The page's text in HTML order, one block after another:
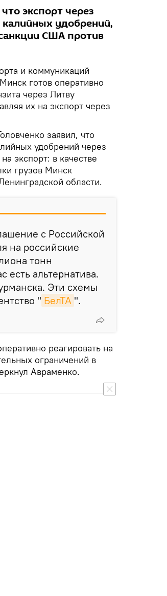
экспорт через
удобрений,
США против
и коммуникаций
готов оперативно
через Литву
их на экспорт через
заявил, что
удобрений через
экспорт: в качестве
грузов Минск
области.
с Российской
на российские
тонн
есть альтернатива.
Эти схемы
" БелТА ".
реагировать на
ограничений в
Авраменко.